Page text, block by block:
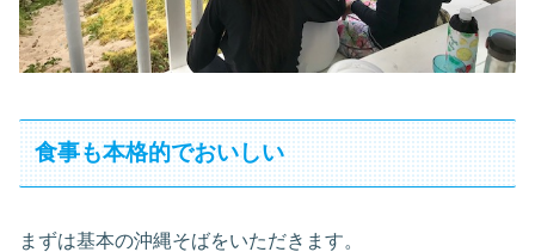
食事も本格的でおいしい
まずは基本の沖縄そばをいただきます。